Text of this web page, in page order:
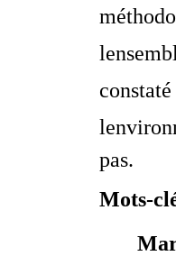
pas.
Mots-